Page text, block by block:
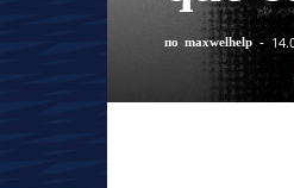
по maxwelhelp -